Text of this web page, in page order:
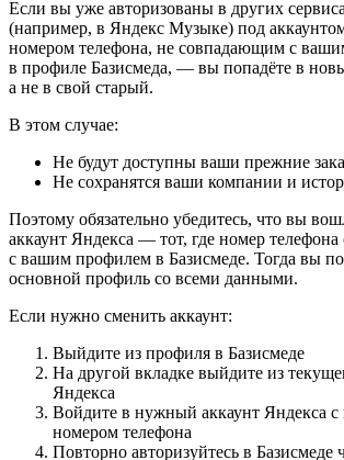
Если вы уже авторизованы в других
(например, в Яндекс Музыке) под
номером телефона, не совпадающим с
в профиле Базисмеда, — вы попадёте в
а не в свой старый.
В этом случае:
Не будут доступны ваши прежние
Не сохранятся ваши компании и
Поэтому обязательно убедитесь, что вы
аккаунт Яндекса — тот, где номер телефона
с вашим профилем в Базисмеде. Тогда вы
основной профиль со всеми данными.
Если нужно сменить аккаунт:
Выйдите из профиля в Базисмеде
На другой вкладке выйдите из
Яндекса
Войдите в нужный аккаунт Яндекса
номером телефона
Повторно авторизуйтесь в Базисмеде